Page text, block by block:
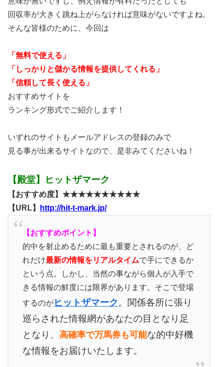
回収率が大きく跳ね上がらなければ意味がないですよね。
そんな皆様のために、今回は
「無料で使える」
「しっかりと儲かる情報を提供してくれる」
「信頼して長く使える」
おすすめサイトを
ランキング形式でご紹介します！
いずれのサイトもメールアドレスの登録のみで
見る事が出来るサイトなので、是非みてくださいね！
【殿堂】ヒットザマーク
【おすすめ度】★★★★★★★★★★
【URL】
http://hit-t-mark.jp/
【おすすめポイント】
的中を射止めるために最も重要とされるのが、ど
れだけ最新の情報をリアルタイムで手にできるか
という点。しかし、当然の事ながら個人が入手で
きる情報の鮮度には限界があります。そこで登場
するのがヒットザマーク。関係各所に張り
巡らされた情報網があなたの目となり足
となり、 高確率で万馬券も可能な的中好機
な情報をお届けいたします。